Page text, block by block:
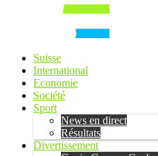
Suisse
International
Economie
Société
Sport
News en direct
Résultats
Divertissement